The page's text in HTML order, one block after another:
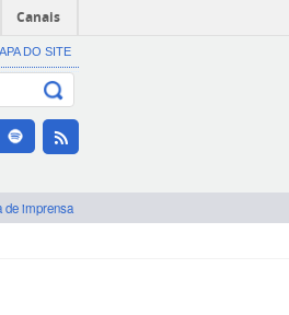
Canais
DO SITE
de imprensa